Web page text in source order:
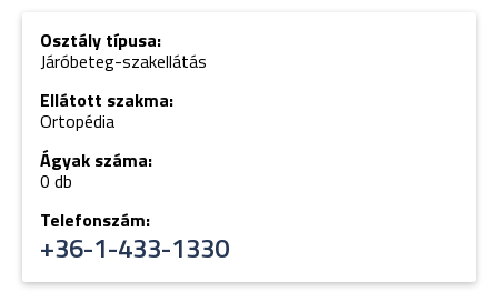
Osztály típusa:
Járóbeteg-szakellátás
Ellátott szakma:
Ortopédia
Ágyak száma:
0 db
Telefonszám:
+36-1-433-1330